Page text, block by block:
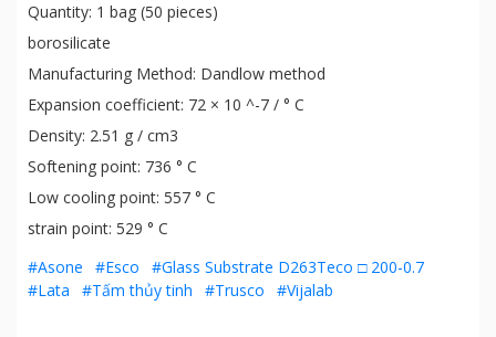
Quantity: 1 bag (50 pieces)
borosilicate
Manufacturing Method: Dandlow method
Expansion coefficient: 72 × 10 ^-7 / ° C
Density: 2.51 g / cm3
Softening point: 736 ° C
Low cooling point: 557 ° C
strain point: 529 ° C
#Asone
#Esco
#Glass Substrate D263Teco □ 200-0.7
#Lata
#Tấm thủy tinh #Trusco #Vijalab